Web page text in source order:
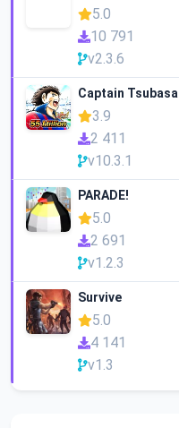
5.0
10 791
v2.3.6
Captain Tsubasa
3.9
2 411
v10.3.1
PARADE!
5.0
2 691
v1.2.3
Survive
5.0
4 141
v1.3